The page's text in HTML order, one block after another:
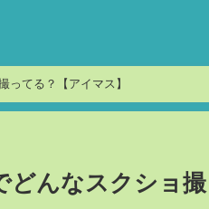
ってる？【アイマス】
どんなスクショ